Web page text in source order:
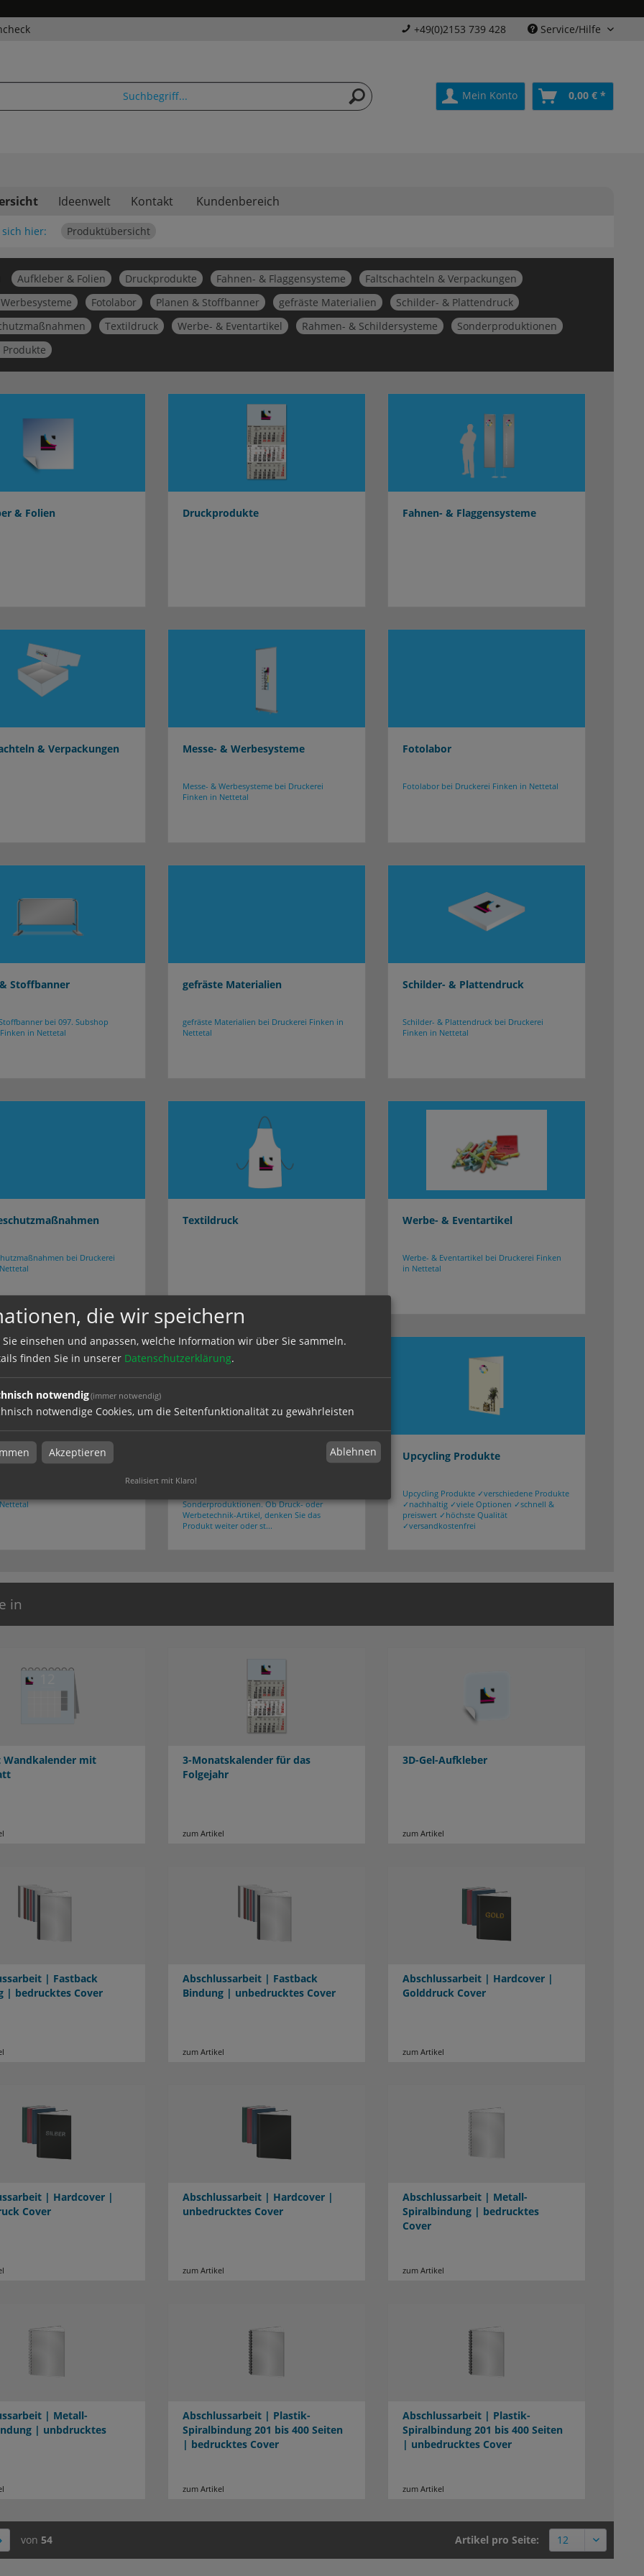
+49(0)2153 739 428 Service/Hilfe
Mein Konto 0,00 € *
Ideenwelt Kontakt Kundenbereich
hier: Produktübersicht
Aufkleber & Folien Druckprodukte Fahnen- & Flaggensysteme
Faltschachteln & Verpackungen
Fotolabor Planen & Stoffbanner gefräste Materialien
Schilder- & Plattendruck
Textildruck Werbe- & Eventartikel Rahmen- & Schildersysteme
Sonderproduktionen
& Folien Druckprodukte Fahnen- & Flaggensysteme
& Verpackungen Messe- & Werbesysteme
Messe- & Werbesysteme bei Druckerei
Finken in Nettetal
Fotolabor
Fotolabor bei Druckerei Finken in Nettetal
Stoffbanner
bei 097. Subshop
in Nettetal
gefräste Materialien
gefräste Materialien bei Druckerei Finken in
Nettetal
Schilder- & Plattendruck
Schilder- & Plattendruck bei Druckerei
Finken in Nettetal
bei Druckerei
Textildruck Werbe- & Eventartikel
Werbe- & Eventartikel bei Druckerei Finken
in Nettetal
& Schildersysteme
Sonderproduktionen. Ob Druck- oder
Werbetechnik-Artikel, denken Sie das
Produkt weiter oder st...
Upcycling Produkte
Upcycling Produkte ✓verschiedene Produkte
✓nachhaltig ✓viele Optionen ✓schnell &
preiswert ✓höchste Qualität
✓versandkostenfrei
in
Wandkalender mit
3-Monatskalender für das
Folgejahr
zum Artikel
3D-Gel-Aufkleber
zum Artikel
| Fastback
| bedrucktes Cover
Abschlussarbeit | Fastback
Bindung | unbedrucktes Cover
zum Artikel
Abschlussarbeit | Hardcover |
Golddruck Cover
zum Artikel
| Hardcover |
Cover
Abschlussarbeit | Hardcover |
unbedrucktes Cover
zum Artikel
Abschlussarbeit | Metall-
Spiralbindung | bedrucktes
Cover
zum Artikel
| Metall-
| unbdrucktes
Abschlussarbeit | Plastik-
Spiralbindung 201 bis 400 Seiten
| bedrucktes Cover
zum Artikel
Abschlussarbeit | Plastik-
Spiralbindung 201 bis 400 Seiten
| unbedrucktes Cover
zum Artikel
von 54 Artikel pro Seite:
die wir speichern
einsehen und anpassen, welche Information wir über Sie sammeln.
finden Sie in unserer Datenschutzerklärung.
notwendig(immer notwendig)
notwendige Cookies, um die Seitenfunktionalität zu gewährleisten
Akzeptieren Ablehnen
Realisiert mit Klaro!